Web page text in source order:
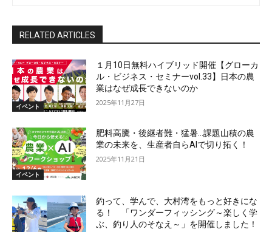
RELATED ARTICLES
イベント
１月10日無料ハイブリッド開催【グローカ
ル・ビジネス・セミナーvol.33】日本の農
業はなぜ成長できないのか
2025年11月27日
イベント
肥料高騰・後継者難・猛暑…課題山積の農
業の未来を、生産者自らAIで切り拓く！
2025年11月21日
釣って、学んで、大村湾をもっと好きにな
る！ 「ワンダーフィッシング～楽しく学
ぶ、釣り人のそなえ～」を開催しました！